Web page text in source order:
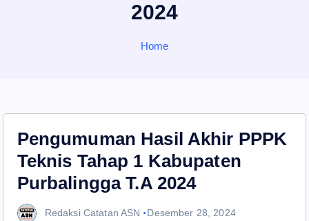
2024
Home
Pengumuman Hasil Akhir PPPK
Teknis Tahap 1 Kabupaten
Purbalingga T.A 2024
Redaksi Catatan ASN Desember 28, 2024